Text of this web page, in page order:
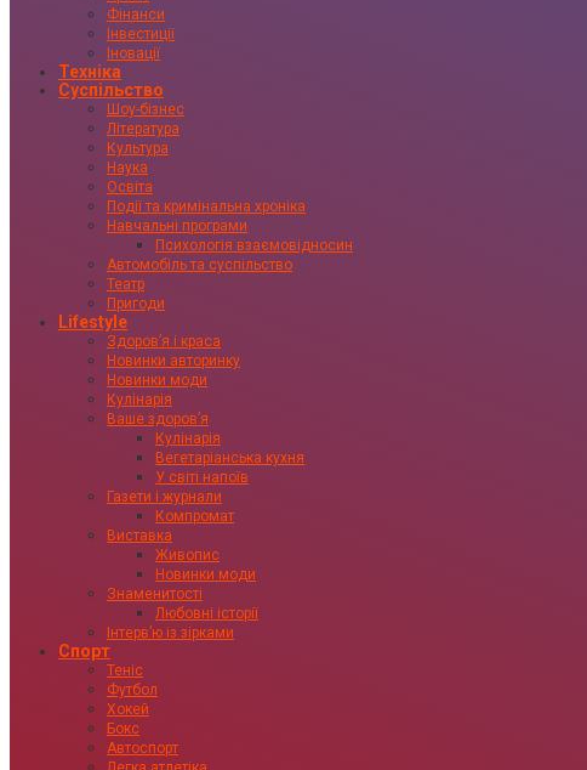
Фінанси
Інвестиції
Іновації
Техніка
Суспільство
Шоу-бізнес
Література
Культура
Наука
Освіта
Події та кримінальна хроніка
Навчальні програми
Психологія взаємовідносин
Автомобіль та суспільство
Театр
Пригоди
Lifestyle
Здоровʼя і краса
Новинки авторинку
Новинки моди
Кулінарія
Ваше здоровʼя
Кулінарія
Вегетаріанська кухня
У світі напоїв
Газети і журнали
Компромат
Виставка
Живопис
Новинки моди
Знаменитості
Любовні історії
Інтервʼю із зірками
Спорт
Теніс
Футбол
Хокей
Бокс
Автоспорт